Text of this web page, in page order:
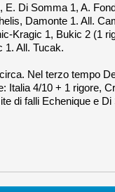
E. Di Somma 1, A.
Damonte 1. All.
Kragic 1, Bukic 2 (1
1. All. Tucak.
Nel terzo tempo
Italia 4/10 + 1 rigore,
di falli Echenique e